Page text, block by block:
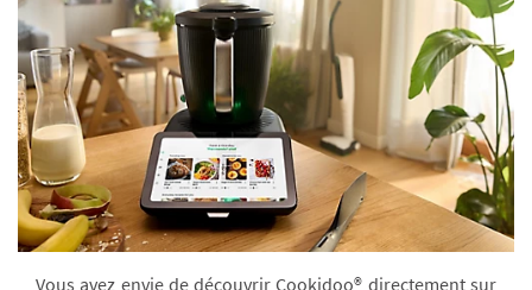
Vous avez envie de découvrir Cookidoo® directement sur